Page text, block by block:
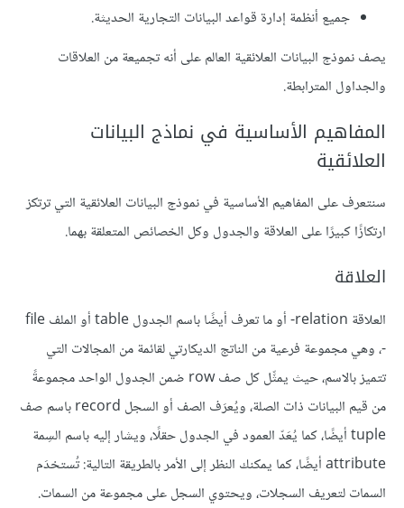
جميع أنظمة إدارة قواعد البيانات التجارية الحديثة.
يصف نموذج البيانات العلائقية العالم على أنه تجميعة من العلاقات
والجداول المترابطة.
المفاهيم الأساسية في نماذج البيانات
العلائقية
سنتعرف على المفاهيم الأساسية في نموذج البيانات العلائقية التي ترتكز
ارتكازًا كبيرًا على العلاقة والجدول وكل الخصائص المتعلقة بهما.
العلاقة
العلاقة relation- أو ما تعرف أيضًا باسم الجدول table أو الملف file
-، وهي مجموعة فرعية من الناتج الديكارتي لقائمة من المجالات التي
تتميز بالاسم، حيث يمثِّل كل صف row ضمن الجدول الواحد مجموعةً
من قيم البيانات ذات الصلة، ويُعرَف الصف أو السجل record باسم صف
tuple أيضًا، كما يُعَدّ العمود في الجدول حقلًا، ويشار إليه باسم السِمة
attribute أيضًا، كما يمكنك النظر إلى الأمر بالطريقة التالية: تُستخدَم
السمات لتعريف السجلات، ويحتوي السجل على مجموعة من السمات.